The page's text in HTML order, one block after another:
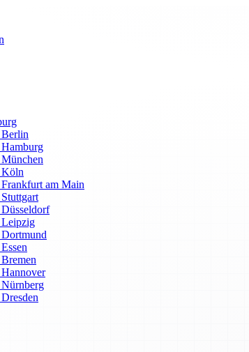
Köln
am Main
Leipzig